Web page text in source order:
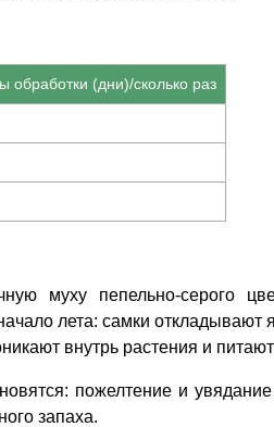
обработки (дни)/сколько раз
муху пепельно-серого
лета: самки откладывают
внутрь растения и
пожелтение и
запаха.